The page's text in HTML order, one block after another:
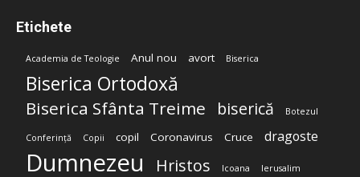
Etichete
Academia de Teologie Anul nou avort Biserica
Biserica Ortodoxă
Biserica Sfânta Treime biserică Botezul
Conferință Copii copil Coronavirus Cruce dragoste
Dumnezeu Hristos Icoana Ierusalim